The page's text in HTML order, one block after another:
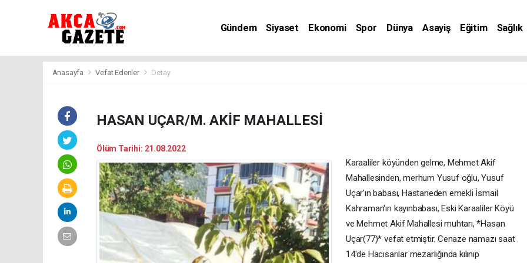
Gündem Siyaset Ekonomi Spor Dünya Asayiş Eğitim
Sağlık
Anasayfa Vefat Edenler Detay
HASAN UÇAR/M. AKİF MAHALLESİ
Ölüm Tarihi: 21.08.2022
Karaaliler köyünden gelme, Mehmet Akif
Mahallesinden, merhum Yusuf oğlu, Yusuf
Uçar'ın babası, Hastaneden emekli İsmail
Kahraman'ın kayınbabası, Eski Karaaliler Köyü
ve Mehmet Akif Mahallesi muhtarı, *Hasan
Uçar(77)* vefat etmiştir. Cenaze namazı saat
14'de Hacısarılar mezarlığında kılınıp